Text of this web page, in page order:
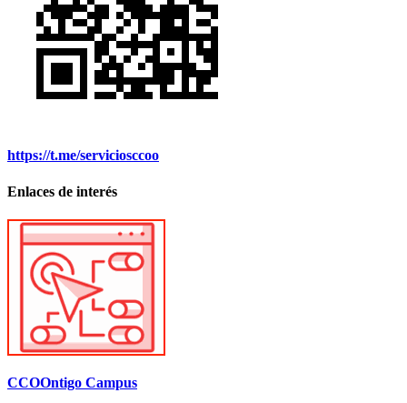
https://t.me/serviciosccoo
Enlaces de interés
CCOOntigo Campus